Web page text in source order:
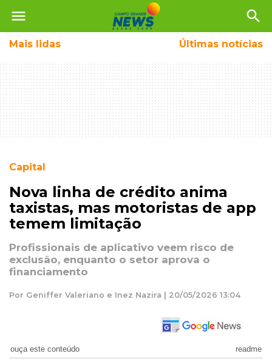
menu search
Mais lidas Últimas notícias
Capital
Nova linha de crédito anima
taxistas, mas motoristas de app
temem limitação
Profissionais de aplicativo veem risco de
exclusão, enquanto o setor aprova o
financiamento
Por Geniffer Valeriano e Inez Nazira | 20/05/2026 13:04
ouça este conteúdo readme